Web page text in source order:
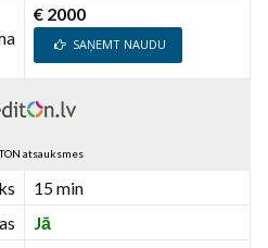
€ 2000
SAŅEMT NAUDU
atsauksmes
15 min
Jā